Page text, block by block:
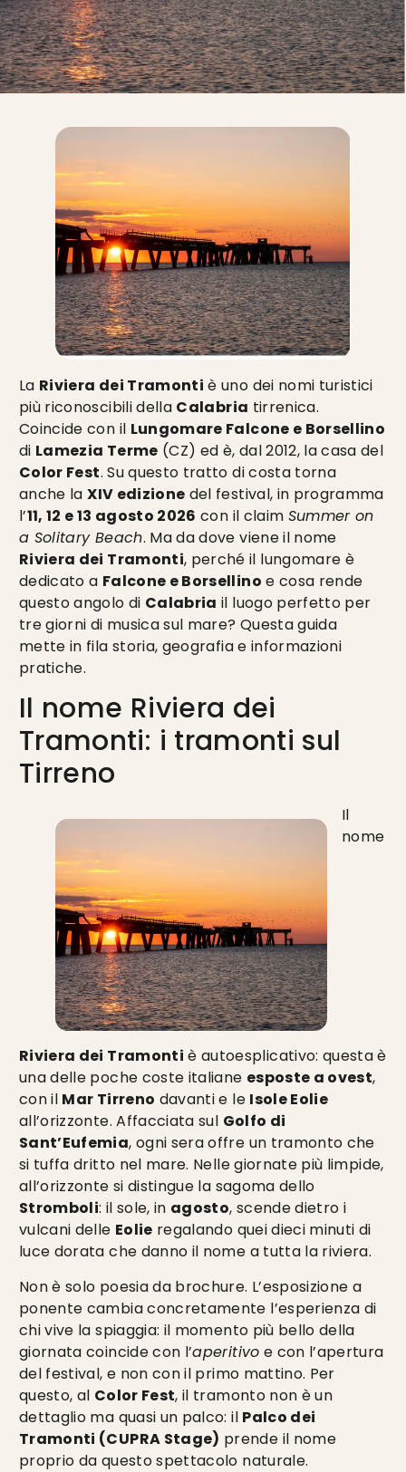
La Riviera dei Tramonti è uno dei nomi turistici
più riconoscibili della Calabria tirrenica.
Coincide con il Lungomare Falcone e Borsellino
di Lamezia Terme (CZ) ed è, dal 2012, la casa del
Color Fest. Su questo tratto di costa torna
anche laXIV edizione del festival, in programma
l’11, 12 e 13 agosto 2026 con il claim Summer on
a Solitary Beach. Ma da dove viene il nome
Riviera dei Tramonti, perché il lungomare è
dedicato a Falcone e Borsellino e cosa rende
questo angolo di Calabria il luogo perfetto per
tre giorni di musica sul mare? Questa guida
mette in fila storia, geografia e informazioni
pratiche.
Il nome Riviera dei
Tramonti: i tramonti sul
Tirreno
Il
nome
Riviera dei Tramonti è autoesplicativo: questa è
una delle poche coste italiane esposte a ovest,
con il Mar Tirreno davanti e le Isole Eolie
all’orizzonte. Affacciata sul Golfo di
Sant’Eufemia, ogni sera offre un tramonto che
si tuffa dritto nel mare. Nelle giornate più limpide,
all’orizzonte si distingue la sagoma dello
Stromboli: il sole, in agosto, scende dietro i
vulcani delle Eolie regalando quei dieci minuti di
luce dorata che danno il nome a tutta la riviera.
Non è solo poesia da brochure. L’esposizione a
ponente cambia concretamente l’esperienza di
chi vive la spiaggia: il momento più bello della
giornata coincide con l’aperitivo e con l’apertura
del festival, e non con il primo mattino. Per
questo, al Color Fest, il tramonto non è un
dettaglio ma quasi un palco: il Palco dei
Tramonti (CUPRA Stage) prende il nome
proprio da questo spettacolo naturale.